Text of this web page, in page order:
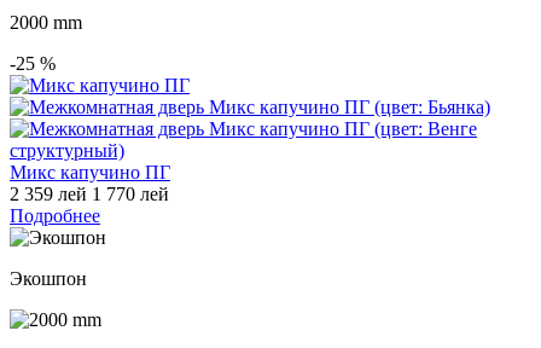
2000 mm
-25 %
Микс капучино ПГ
2 359 лей 1 770 лей
Подробнее
Экошпон